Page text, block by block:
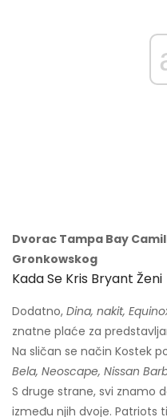
Dvorac Tampa Bay
Gronkowskog
Kada Se Kris Bryant Ženi
Dodatno, Dina, nakit,
znatne plaće za
Na sličan se način Kostek
Bela, Neoscape, Nissan
S druge strane, svi znamo
između njih dvoje. Patriots